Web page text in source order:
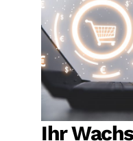
Ihr